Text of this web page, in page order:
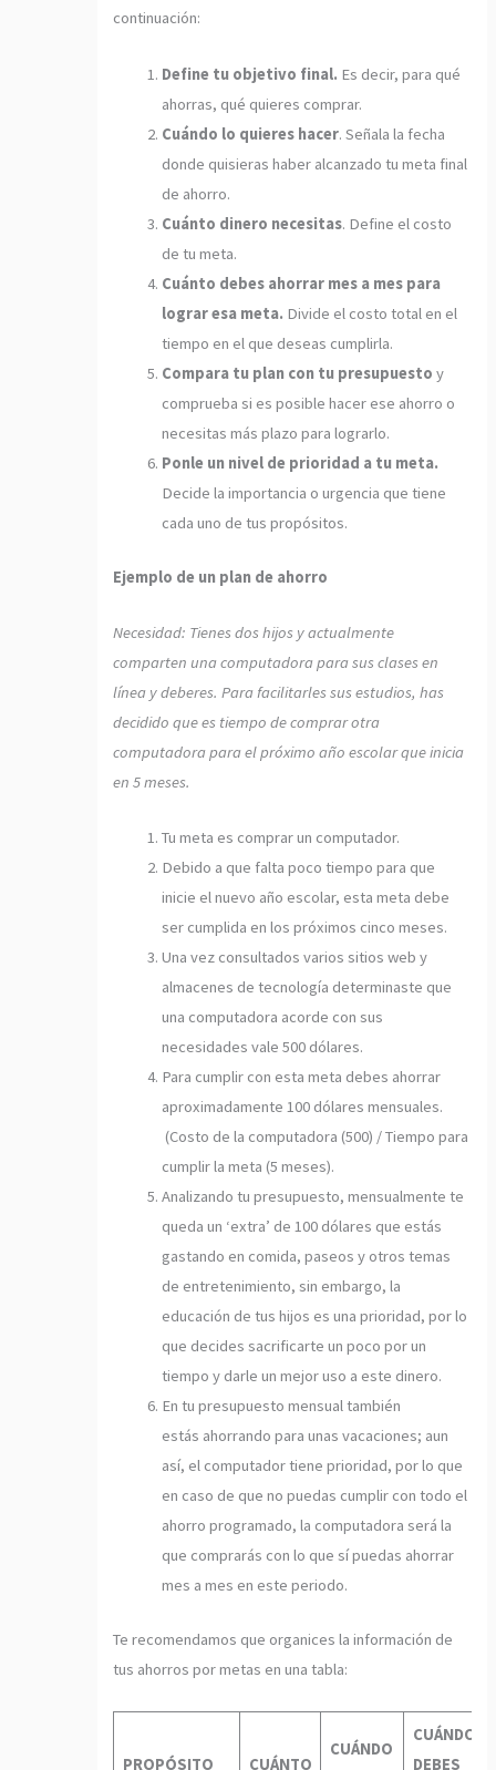
continuación:
Define tu objetivo final. Es decir, para qué
ahorras, qué quieres comprar.
Cuándo lo quieres hacer. Señala la fecha
donde quisieras haber alcanzado tu meta final
de ahorro.
Cuánto dinero necesitas. Define el costo
de tu meta.
Cuánto debes ahorrar mes a mes para
lograr esa meta. Divide el costo total en el
tiempo en el que deseas cumplirla.
Compara tu plan con tu presupuesto y
comprueba si es posible hacer ese ahorro o
necesitas más plazo para lograrlo.
Ponle un nivel de prioridad a tu meta.
Decide la importancia o urgencia que tiene
cada uno de tus propósitos.
Ejemplo de un plan de ahorro
Necesidad: Tienes dos hijos y actualmente
comparten una computadora para sus clases en
línea y deberes. Para facilitarles sus estudios, has
decidido que es tiempo de comprar otra
computadora para el próximo año escolar que inicia
en 5 meses.
Tu meta es comprar un computador.
Debido a que falta poco tiempo para que
inicie el nuevo año escolar, esta meta debe
ser cumplida en los próximos cinco meses.
Una vez consultados varios sitios web y
almacenes de tecnología determinaste que
una computadora acorde con sus
necesidades vale 500 dólares.
Para cumplir con esta meta debes ahorrar
aproximadamente 100 dólares mensuales.
(Costo de la computadora (500) / Tiempo para
cumplir la meta (5 meses).
Analizando tu presupuesto, mensualmente te
queda un ‘extra’ de 100 dólares que estás
gastando en comida, paseos y otros temas
de entretenimiento, sin embargo, la
educación de tus hijos es una prioridad, por lo
que decides sacrificarte un poco por un
tiempo y darle un mejor uso a este dinero.
En tu presupuesto mensual también
estás ahorrando para unas vacaciones; aun
así, el computador tiene prioridad, por lo que
en caso de que no puedas cumplir con todo el
ahorro programado, la computadora será la
que comprarás con lo que sí puedas ahorrar
mes a mes en este periodo.
Te recomendamos que organices la información de
tus ahorros por metas en una tabla:
PROPÓSITO CUÁNTO
CUÁNDO
CUÁNDO
DEBES